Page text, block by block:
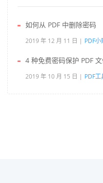
如何从 PDF 中删除密码
2019 年 12 月 11 日 PDF
4 种免费密码保护 PDF
2019 年 10 月 15 日 PDF工